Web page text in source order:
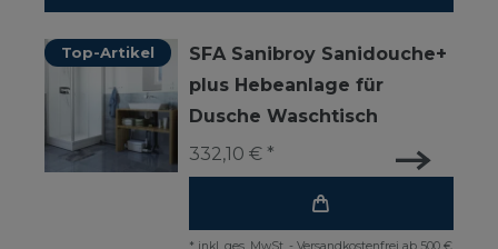
Top-Artikel
SFA Sanibroy Sanidouche+
plus Hebeanlage für
Dusche Waschtisch
332,10 € *